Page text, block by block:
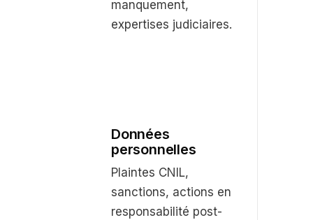
manquement,
expertises judiciaires.
Données
personnelles
Plaintes CNIL,
sanctions, actions en
responsabilité post-